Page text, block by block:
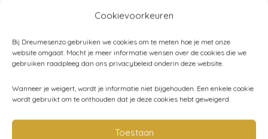
Cookievoorkeuren
Bij Dreumesenzo gebruiken we cookies om te meten hoe je met onze
website omgaat. Mocht je meer informatie wensen over de cookies die we
gebruiken raadpleeg dan ons privacybeleid onderin deze website.
Wanneer je weigert, wordt je informatie niet bijgehouden. Een enkele cookie
wordt gebruikt om te onthouden dat je deze cookies hebt geweigerd.
Toestaan
Great Pretenders –
Eenhoorn en Draak –
Great Pretenders –
Spiderman cape
€29,95